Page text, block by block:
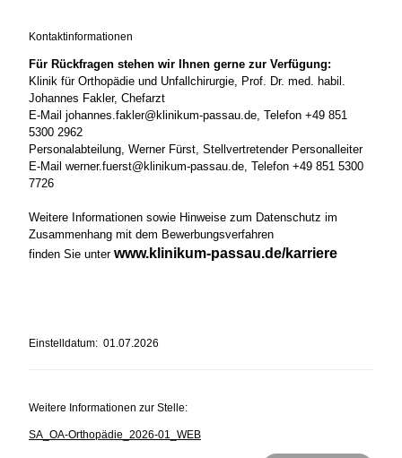
Kontaktinformationen
Für Rückfragen stehen wir Ihnen gerne zur Verfügung:
Klinik für Orthopädie und Unfallchirurgie, Prof. Dr. med. habil.
Johannes Fakler, Chefarzt
E-Mail johannes.fakler@klinikum-passau.de, Telefon +49 851
5300 2962
Personalabteilung, Werner Fürst, Stellvertretender Personalleiter
E-Mail werner.fuerst@klinikum-passau.de, Telefon +49 851 5300
7726
Weitere Informationen sowie Hinweise zum Datenschutz im
Zusammenhang mit dem Bewerbungsverfahren
finden Sie unter www.klinikum-passau.de/karriere
Einstelldatum: 01.07.2026
Weitere Informationen zur Stelle:
SA_OA-Orthopädie_2026-01_WEB